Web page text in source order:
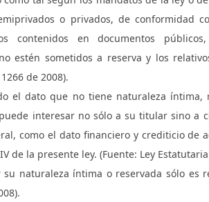
o privados, de conformidad
contenidos en documentos públicos,
estén sometidos a reserva y los
de 2008).
el dato que no tiene naturaleza íntima,
interesar no sólo a su titular sino a
como el dato financiero y crediticio de
de la presente ley. (Fuente: Ley
naturaleza íntima o reservada sólo es